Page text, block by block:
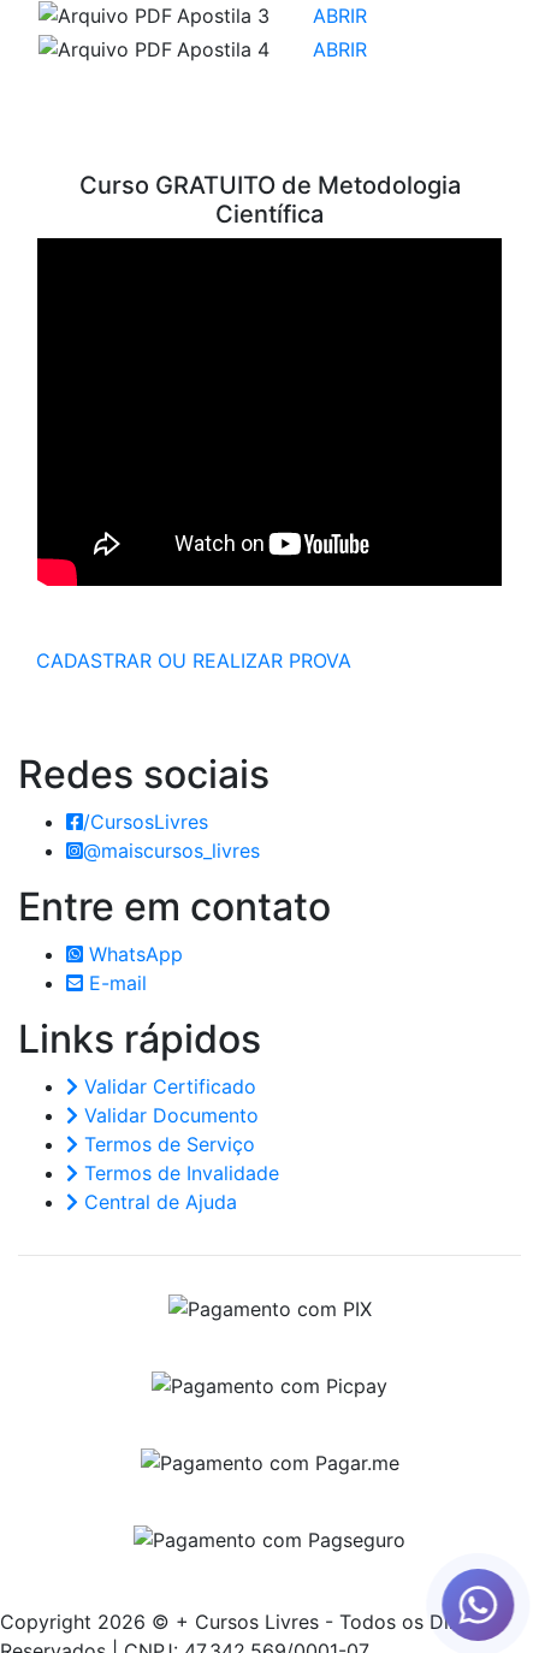
Apostila 3
ABRIR
Apostila 4
ABRIR
Curso GRATUITO de Metodologia
Científica
CADASTRAR OU REALIZAR PROVA
Redes sociais
/CursosLivres
@maiscursos_livres
Entre em contato
WhatsApp
E-mail
Links rápidos
Validar Certificado
Validar Documento
Termos de Serviço
Termos de Invalidade
Central de Ajuda
Copyright 2026 © + Cursos Livres - Todos os Direitos